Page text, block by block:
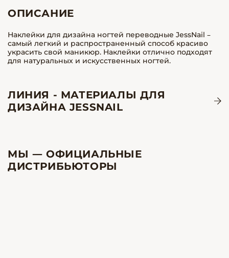
ОПИСАНИЕ
Наклейки для дизайна ногтей переводные JessNail –
самый легкий и распространенный способ красиво
украсить свой маникюр. Наклейки отлично подходят
для натуральных и искусственных ногтей.
ЛИНИЯ - МАТЕРИАЛЫ ДЛЯ
ДИЗАЙНА JESSNAIL
МЫ — ОФИЦИАЛЬНЫЕ
ДИСТРИБЬЮТОРЫ